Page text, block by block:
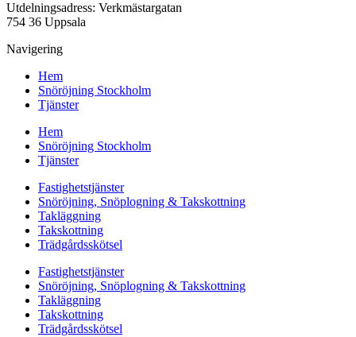
Utdelningsadress: Verkmästargatan
754 36 Uppsala
Navigering
Hem
Snöröjning Stockholm
Tjänster
Hem
Snöröjning Stockholm
Tjänster
Fastighetstjänster
Snöröjning, Snöplogning & Takskottning
Takläggning
Takskottning
Trädgårdsskötsel
Fastighetstjänster
Snöröjning, Snöplogning & Takskottning
Takläggning
Takskottning
Trädgårdsskötsel